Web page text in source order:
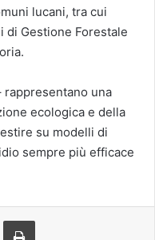
lucani, tra cui
di Gestione Forestale
rappresentano una
ecologica e della
su modelli di
sempre più efficace